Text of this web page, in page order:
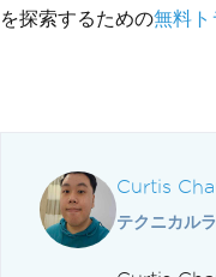
を探索するための無料ト
Curtis
テクニカル